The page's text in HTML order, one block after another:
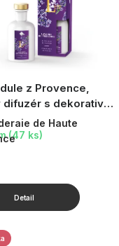
z Provence,
difuzér s dekorativní
110 mlde Haute
(47 ks)